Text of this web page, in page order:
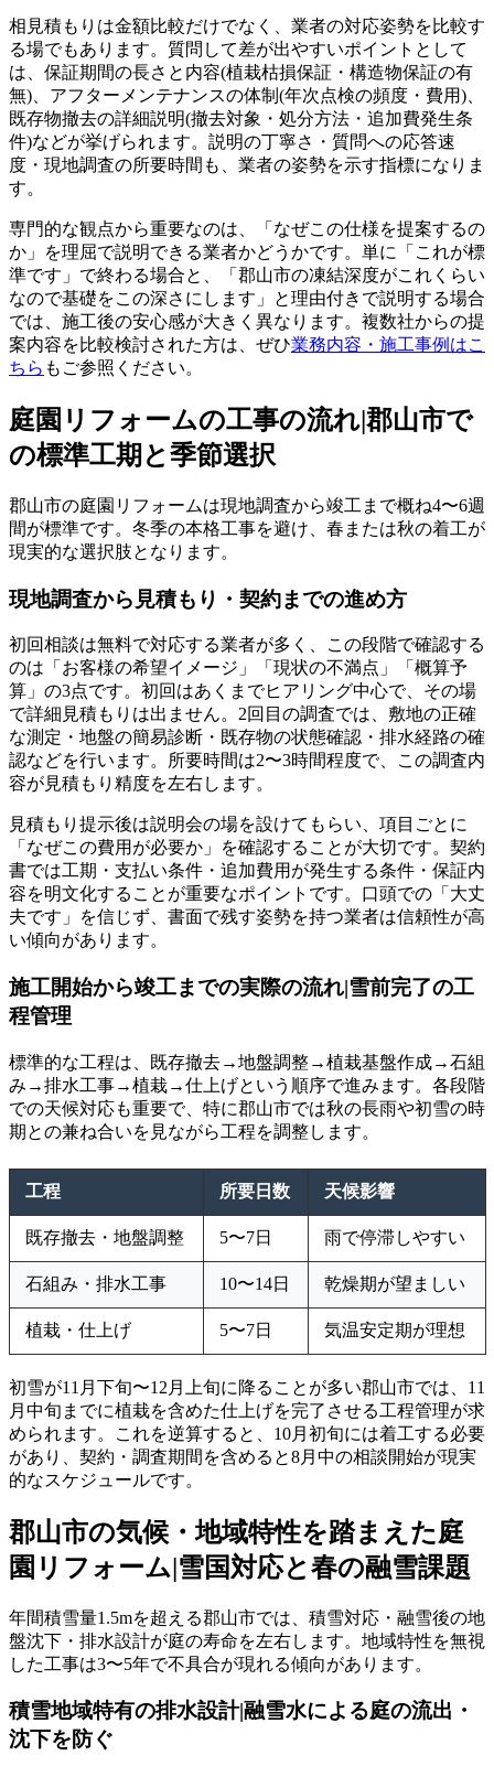
相見積もりは金額比較だけでなく、業者の対応姿勢を比較す
る場でもあります。質問して差が出やすいポイントとして
は、保証期間の長さと内容(植栽枯損保証・構造物保証の有
無)、アフターメンテナンスの体制(年次点検の頻度・費用)、
既存物撤去の詳細説明(撤去対象・処分方法・追加費発生条
件)などが挙げられます。説明の丁寧さ・質問への応答速
度・現地調査の所要時間も、業者の姿勢を示す指標になりま
す。
専門的な観点から重要なのは、「なぜこの仕様を提案するの
か」を理屈で説明できる業者かどうかです。単に「これが標
準です」で終わる場合と、「郡山市の凍結深度がこれくらい
なので基礎をこの深さにします」と理由付きで説明する場合
では、施工後の安心感が大きく異なります。複数社からの提
案内容を比較検討された方は、ぜひ業務内容・施工事例はこ
ちら もご参照ください。
庭園リフォームの工事の流れ|郡山市で
の標準工期と季節選択
郡山市の庭園リフォームは現地調査から竣工まで概ね4〜6週
間が標準です。冬季の本格工事を避け、春または秋の着工が
現実的な選択肢となります。
現地調査から見積もり・契約までの進め方
初回相談は無料で対応する業者が多く、この段階で確認する
のは「お客様の希望イメージ」「現状の不満点」「概算予
算」の3点です。初回はあくまでヒアリング中心で、その場
で詳細見積もりは出ません。2回目の調査では、敷地の正確
な測定・地盤の簡易診断・既存物の状態確認・排水経路の確
認などを行います。所要時間は2〜3時間程度で、この調査内
容が見積もり精度を左右します。
見積もり提示後は説明会の場を設けてもらい、項目ごとに
「なぜこの費用が必要か」を確認することが大切です。契約
書では工期・支払い条件・追加費用が発生する条件・保証内
容を明文化することが重要なポイントです。口頭での「大丈
夫です」を信じず、書面で残す姿勢を持つ業者は信頼性が高
い傾向があります。
施工開始から竣工までの実際の流れ|雪前完了の工
程管理
標準的な工程は、既存撤去→地盤調整→植栽基盤作成→石組
み→排水工事→植栽→仕上げという順序で進みます。各段階
での天候対応も重要で、特に郡山市では秋の長雨や初雪の時
期との兼ね合いを見ながら工程を調整します。
工程 所要日数 天候影響
既存撤去・地盤調整 5〜7日 雨で停滞しやすい
石組み・排水工事 10〜14日 乾燥期が望ましい
植栽・仕上げ 5〜7日 気温安定期が理想
初雪が11月下旬〜12月上旬に降ることが多い郡山市では、11
月中旬までに植栽を含めた仕上げを完了させる工程管理が求
められます。これを逆算すると、10月初旬には着工する必要
があり、契約・調査期間を含めると8月中の相談開始が現実
的なスケジュールです。
郡山市の気候・地域特性を踏まえた庭
園リフォーム|雪国対応と春の融雪課題
年間積雪量1.5mを超える郡山市では、積雪対応・融雪後の地
盤沈下・排水設計が庭の寿命を左右します。地域特性を無視
した工事は3〜5年で不具合が現れる傾向があります。
積雪地域特有の排水設計|融雪水による庭の流出・
沈下を防ぐ